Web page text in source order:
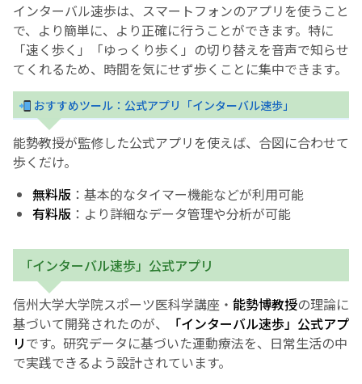
インターバル速歩は、スマートフォンのアプリを使うこと
で、より簡単に、より正確に行うことができます。特に
「速く歩く」「ゆっくり歩く」の切り替えを音声で知らせ
てくれるため、時間を気にせず歩くことに集中できます。
おすすめツール：公式アプリ「インターバル速歩」
能勢教授が監修した公式アプリを使えば、合図に合わせて
歩くだけ。
無料版 ：基本的なタイマー機能などが利用可能
有料版 ：より詳細なデータ管理や分析が可能
「インターバル速歩」公式アプリ
信州大学大学院スポーツ医科学講座・ 能勢博教授の理論に
基づいて開発されたのが、
「インターバル速歩」公式アプ
リです。研究データに基づいた運動療法を、日常生活の中
で実践できるよう設計されています。